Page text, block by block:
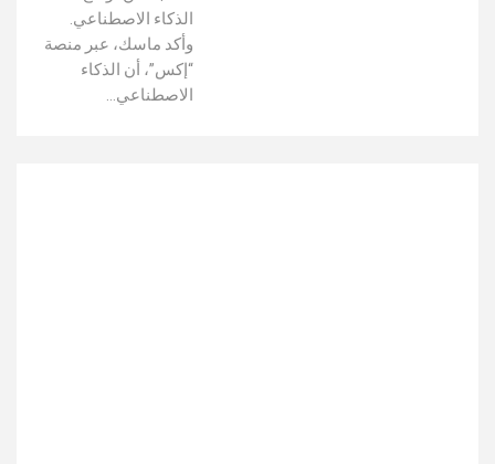
الذكاء الاصطناعي.
وأكد ماسك، عبر منصة
“إكس”، أن الذكاء
الاصطناعي…